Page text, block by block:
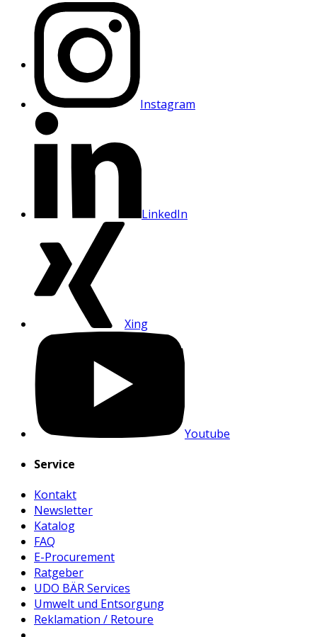
Instagram
LinkedIn
Xing
Youtube
Service
Kontakt
Newsletter
Katalog
FAQ
E-Procurement
Ratgeber
UDO BÄR Services
Umwelt und Entsorgung
Reklamation / Retoure